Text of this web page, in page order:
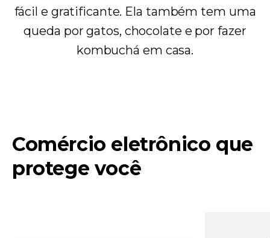
fácil e gratificante. Ela também tem uma
queda por gatos, chocolate e por fazer
kombuchá em casa.
Comércio eletrônico que
protege você